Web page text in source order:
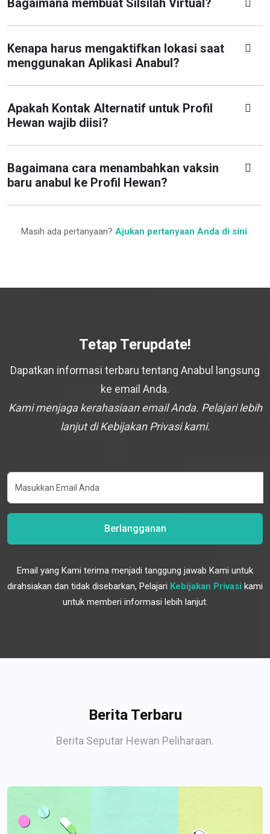
Bagaimana membuat Silsilah Virtual?
Kenapa harus mengaktifkan lokasi saat
menggunakan Aplikasi Anabul?
Apakah Kontak Alternatif untuk Profil
Hewan wajib diisi?
Bagaimana cara menambahkan vaksin
baru anabul ke Profil Hewan?
Masih ada pertanyaan? Ajukan pertanyaan Anda di sini.
Tetap Terupdate!
Dapatkan informasi terbaru tentang Anabul langsung
ke email Anda.
Kami menjaga kerahasiaan email Anda. Pelajari lebih
lanjut di Kebijakan Privasi kami.
Berlangganan
Email yang Kami terima menjadi tanggung jawab Kami untuk
dirahsiakan dan tidak disebarkan, Pelajari Kebijakan Privasi kami
untuk memberi informasi lebih lanjut.
Berita Terbaru
Berita Seputar Hewan Peliharaan.